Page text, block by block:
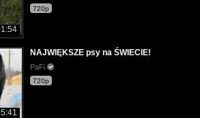
720p
NAJWIĘKSZE psy na ŚWIECIE!
PaFi
720p